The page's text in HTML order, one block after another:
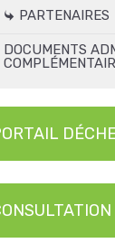
PARTENAIRES
DOCUMENTS